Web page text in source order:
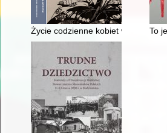
Życie codzienne kobiet w 20-leciu
To